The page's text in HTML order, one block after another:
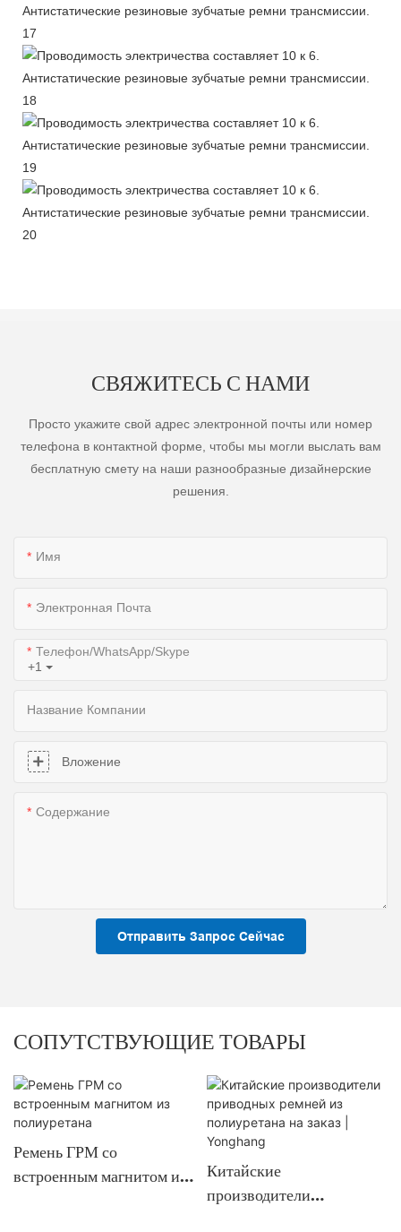
СВЯЖИТЕСЬ С НАМИ
Просто укажите свой адрес электронной почты или номер
телефона в контактной форме, чтобы мы могли выслать вам
бесплатную смету на наши разнообразные дизайнерские
решения.
Имя
Электронная Почта
+1
Телефон/WhatsApp/Skype
Название Компании
Вложение
Содержание
Отправить Запрос Сейчас
СОПУТСТВУЮЩИЕ ТОВАРЫ
Ремень ГРМ со
встроенным магнитом из
Китайские
производители